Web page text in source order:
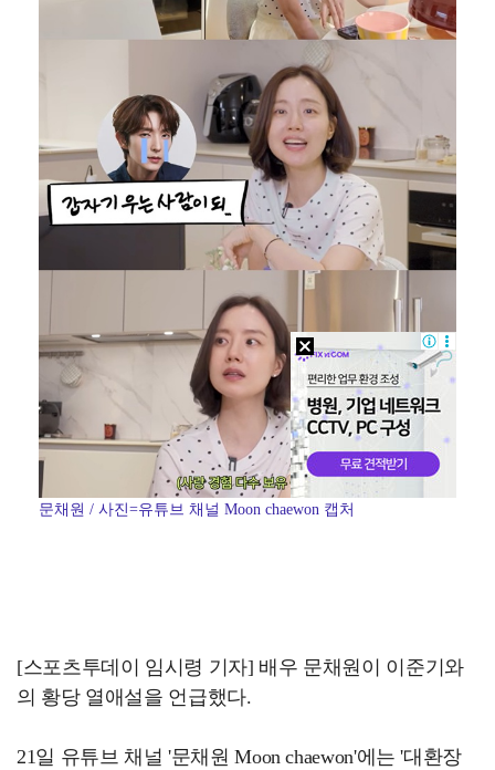
문채원 / 사진=유튜브 채널 Moon chaewon 캡처
[스포츠투데이 임시령 기자] 배우 문채원이 이준기와
의 황당 열애설을 언급했다.
21일 유튜브 채널 '문채원 Moon chaewon'에는 '대환장